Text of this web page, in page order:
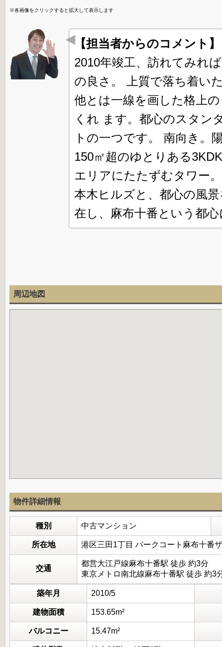
※各画像をクリックすると拡大して表示します
【担当者からのコメント
2010年竣工、訪れてみれ
の良さ。 上質で落ち着い
他とは一線を画した格上
くれ ます。都心のスタン
トの一つです。 南向き。
150㎡超のゆとりある
エリアにたたずむタワー
本木ヒルズと、都心の風
在し、麻布十番という都
周辺地図
物件詳細情報
種別 中古マンション
所在地 港区三田1丁目 パークコート麻布十番
交通
都営大江戸線麻布十番駅 徒歩 約3分
東京メトロ南北線麻布十番駅 徒歩 約3
築年月 2010/5
建物面積 153.65m²
バルコニー 15.47m²